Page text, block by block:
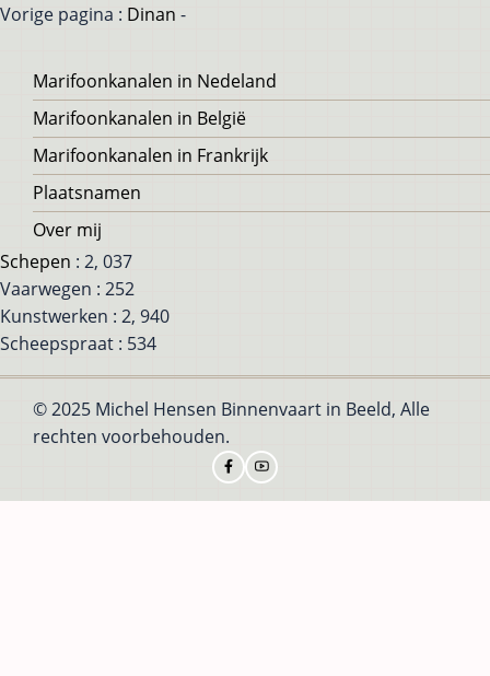
Vorige pagina : Dinan -
Voet
Marifoonkanalen in Nedeland
Marifoonkanalen in België
Marifoonkanalen in Frankrijk
Plaatsnamen
Over mij
Schepen : 2, 037
Vaarwegen : 252
Kunstwerken : 2, 940
Scheepspraat : 534
© 2025 Michel Hensen Binnenvaart in Beeld, Alle
rechten voorbehouden.